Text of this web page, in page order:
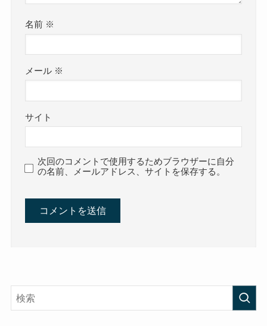
名前 ※
メール ※
サイト
次回のコメントで使用するためブラウザーに自分
の名前、メールアドレス、サイトを保存する。